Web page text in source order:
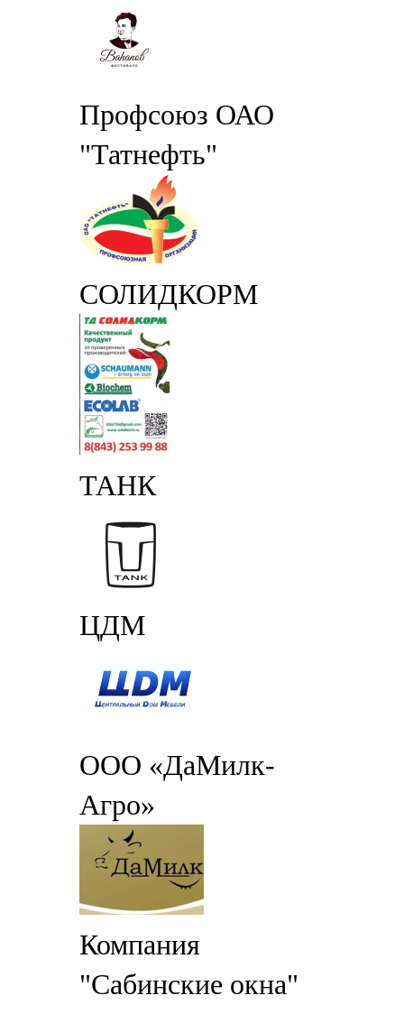
Профсоюз ОАО
"Татнефть"
СОЛИДКОРМ
ТАНК
ЦДМ
ООО «ДаМилк-
Агро»
Компания
"Сабинские окна"